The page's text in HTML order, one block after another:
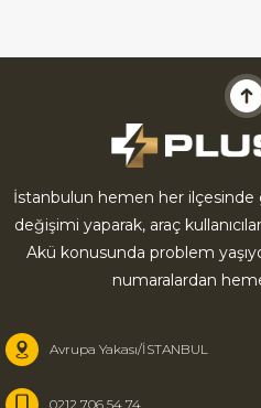
İstanbulun hemen her ilçesinde
değişimi yaparak, araç
Akü konusunda problem
numaralardan
Avrupa Yakası/İSTANBUL
0212 706 54 74